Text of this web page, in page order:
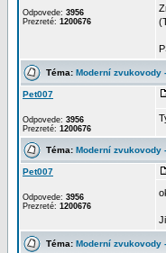
Odpovede: 3956
Prezreté: 1200676
Téma: Moderní zvukovody
Pet007
Odpovede: 3956
Prezreté: 1200676
Téma: Moderní zvukovody
Pet007
Odpovede: 3956
Prezreté: 1200676
Téma: Moderní zvukovody